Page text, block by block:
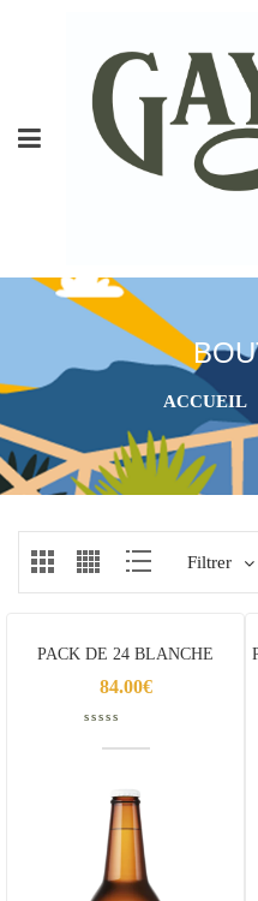
ACCUEIL
Filtrer
PACK DE 24 BLANCHE
GAYAR
84.00€